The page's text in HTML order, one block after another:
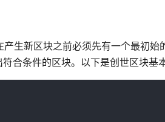
生新区块之前必须先有一个最初
合条件的区块。以下是创世区块基本